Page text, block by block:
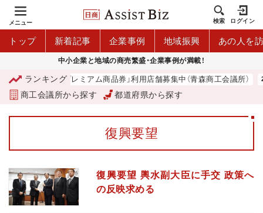
メニュー 検索 ログイン
トップ 新着記事 企業事例 地域振興 あの人を
中小企業と地域の商売繁盛・企業事例が満載！
ランキング
「青森市プレミアム商品券」利用店舗募集中（青森商工会議所）
商工会議所から探す 都道府県から探す
復興要望
復興要望 輿水副大臣に手交 政策へ
の反映求める